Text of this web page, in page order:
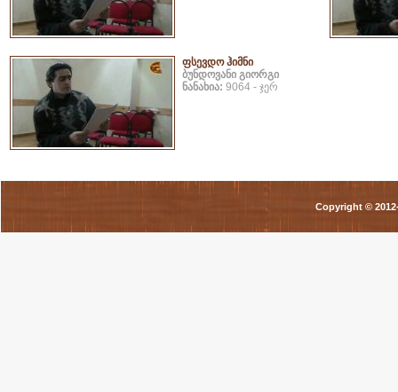
ფსევდო ჰიმნი
ბუნდოვანი გიორგი
ნანახია: 9064 - ჯერ
Copyright ©